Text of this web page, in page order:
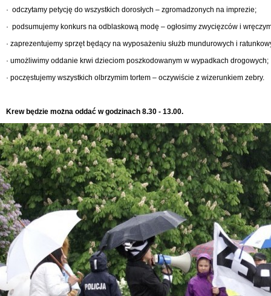
· odczytamy petycję do wszystkich dorosłych – zgromadzonych na imprezie;
· podsumujemy konkurs na odblaskową modę – ogłosimy zwycięzców i
· zaprezentujemy sprzęt będący na wyposażeniu służb mundurowych i
· umożliwimy oddanie krwi dzieciom poszkodowanym w wypadkach drogowych;
· poczęstujemy wszystkich olbrzymim tortem – oczywiście z wizerunkiem zebry.
Krew będzie można oddać w godzinach 8.30 - 13.00.